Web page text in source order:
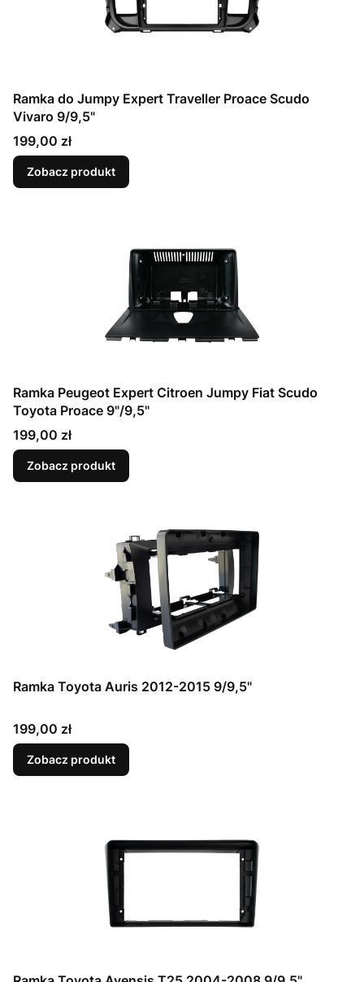
Ramka do Jumpy Expert Traveller Proace Scudo
Vivaro 9/9,5"
Cena
199,00 zł
Zobacz produkt
Ramka Peugeot Expert Citroen Jumpy Fiat Scudo
Toyota Proace 9"/9,5"
Cena
199,00 zł
Zobacz produkt
Ramka Toyota Auris 2012-2015 9/9,5"
Cena
199,00 zł
Zobacz produkt